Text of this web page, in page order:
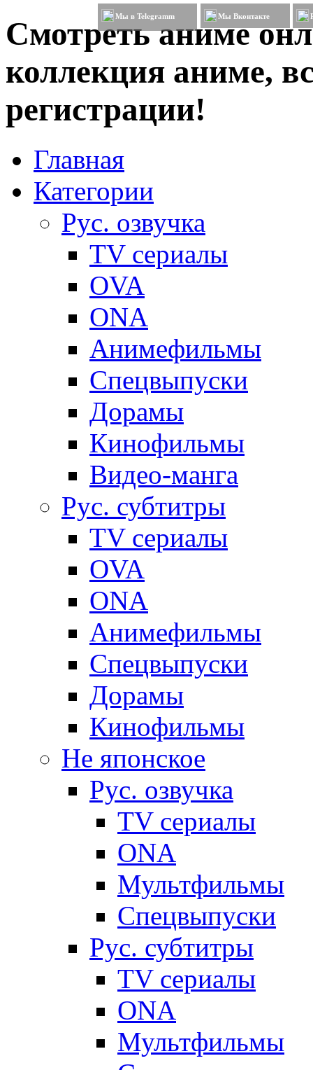
Смотреть аниме
коллекция аниме,
регистрации!
Мы в Telegramm Мы Вконтакте
Главная
Категории
Рус. озвучка
TV сериалы
OVA
ONA
Анимефильмы
Спецвыпуски
Дорамы
Кинофильмы
Видео-манга
Рус. субтитры
TV сериалы
OVA
ONA
Анимефильмы
Спецвыпуски
Дорамы
Кинофильмы
Не японское
Рус. озвучка
TV сериалы
ONA
Мультфильмы
Спецвыпуски
Рус. субтитры
TV сериалы
ONA
Мультфильмы